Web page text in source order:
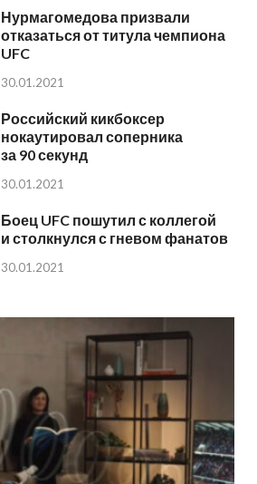
Нурмагомедова призвали
отказаться от титула чемпиона
UFC
30.01.2021
Российский кикбоксер
нокаутировал соперника
за 90 секунд
30.01.2021
Боец UFC пошутил с коллегой
и столкнулся с гневом фанатов
30.01.2021